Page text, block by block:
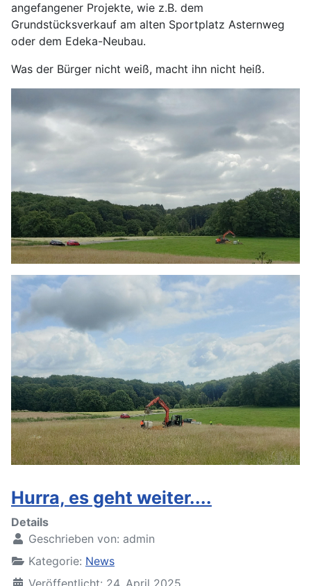
angefangener Projekte, wie z.B. dem
Grundstücksverkauf am alten Sportplatz Asternweg
oder dem Edeka-Neubau.
Was der Bürger nicht weiß, macht ihn nicht heiß.
Hurra, es geht weiter....
Details
Geschrieben von: admin
Kategorie: News
Veröffentlicht: 24. April 2025